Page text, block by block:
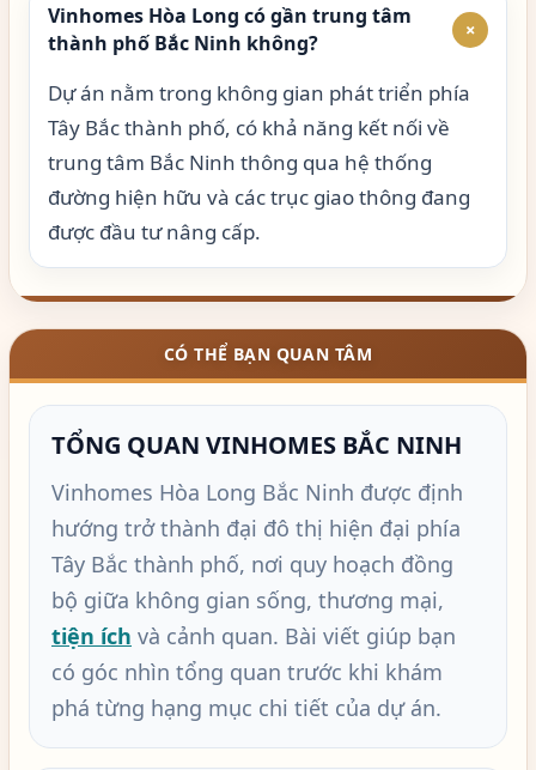
Vinhomes Hòa Long có gần trung tâm
thành phố Bắc Ninh không?
+
Dự án nằm trong không gian phát triển phía
Tây Bắc thành phố, có khả năng kết nối về
trung tâm Bắc Ninh thông qua hệ thống
đường hiện hữu và các trục giao thông đang
được đầu tư nâng cấp.
CÓ THỂ BẠN QUAN TÂM
TỔNG QUAN VINHOMES BẮC NINH
Vinhomes Hòa Long Bắc Ninh được định
hướng trở thành đại đô thị hiện đại phía
Tây Bắc thành phố, nơi quy hoạch đồng
bộ giữa không gian sống, thương mại,
tiện ích và cảnh quan. Bài viết giúp bạn
có góc nhìn tổng quan trước khi khám
phá từng hạng mục chi tiết của dự án.